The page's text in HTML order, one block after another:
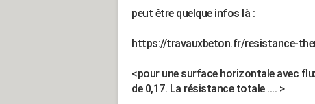
peut être quelque infos là :
https://travauxbeton.fr/resistance-
<pour une surface horizontale avec
de 0,17. La résistance totale .... >